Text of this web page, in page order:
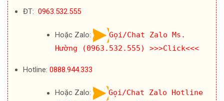
ĐT: 0963.532.555
Hoặc Zalo:
Gọi/Chat Zalo Ms.
Hường (0963.532.555)
>>>Click<<<
Hotline: 0888.944.333
Hoặc Zalo:
Gọi/Chat Zalo Hotline